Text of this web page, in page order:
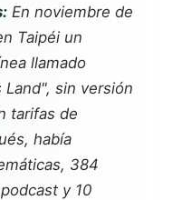
En noviembre de
Taipéi un
llamado
sin versión
tarifas de
había
384
y 10